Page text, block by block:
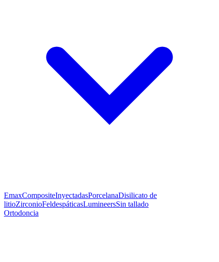
EmaxCompositeInyectadasPorcelanaDisilicato de
litioZirconioFeldespáticasLumineersSin tallado
Ortodoncia